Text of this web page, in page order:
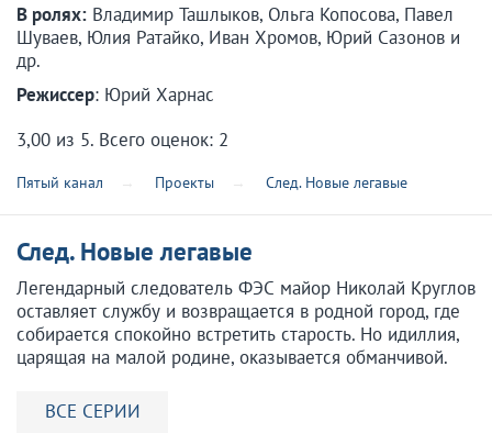
В ролях: Владимир Ташлыков, Ольга Копосова, Павел
Шуваев, Юлия Ратайко, Иван Хромов, Юрий Сазонов и
др.
Режиссер: Юрий Харнас
3,00 из 5. Всего оценок: 2
Пятый канал Проекты След. Новые легавые
След. Новые легавые
Легендарный следователь ФЭС майор Николай Круглов
оставляет службу и возвращается в родной город, где
собирается спокойно встретить старость. Но идиллия,
царящая на малой родине, оказывается обманчивой.
ВСЕ СЕРИИ